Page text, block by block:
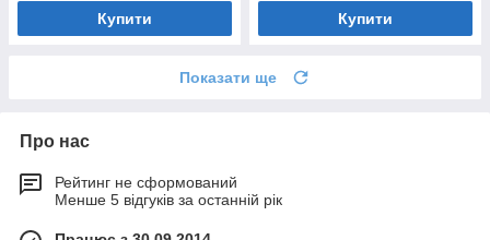
Купити Купити
Показати ще
Про нас
Рейтинг не сформований
Менше 5 відгуків за останній рік